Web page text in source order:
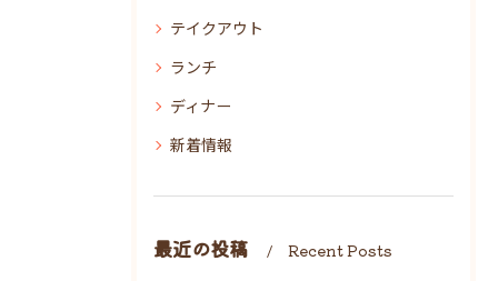
テイクアウト
ランチ
ディナー
新着情報
最近の投稿 Recent Posts